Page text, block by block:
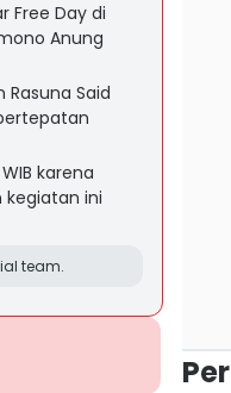
Free Day di
Anung
Said
karena
ini
team.